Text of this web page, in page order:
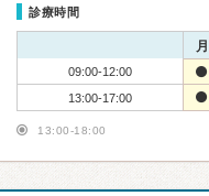
診療時間
月
09:00-12:00
13:00-17:00
13:00-18:00